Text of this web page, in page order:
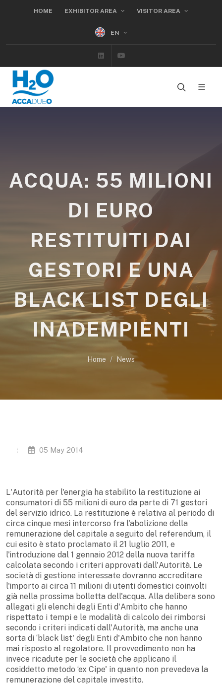
HOME EXHIBITOR AREA VISITOR AREA
EN
Linkedin
ACQUA: 55 MILIONI
DI EURO
RESTITUITI DAI
GESTORI E UNA
BLACK LIST DEGLI
INADEMPIENTI
Home News
05 May 2014
L'Autorità per l'energia ha stabilito la restituzione ai
consumatori di 55 milioni di euro da parte di 71 gestori
del servizio idrico. La restituzione è relativa al periodo di
circa cinque mesi intercorso fra l'abolizione della
remunerazione del capitale a seguito del referendum, il
cui esito è stato proclamato il 21 luglio 2011, e
l'introduzione dal 1 gennaio 2012 della nuova tariffa
calcolata secondo i criteri approvati dall'Autorità. Le
società di gestione interessate dovranno accreditare
l'importo ai circa 11 milioni di utenti domestici coinvolti
già nella prossima bolletta dell'acqua. Alla delibera sono
allegati gli elenchi degli Enti d'Ambito che hanno
rispettato i tempi e le modalità di calcolo dei rimborsi
secondo i criteri indicati dall'Autorità, ma anche una
sorta di ‘black list' degli Enti d'Ambito che non hanno
mai risposto al regolatore. Il provvedimento non ha
invece ricadute per le società che applicano il
cosiddetto metodo ‘ex Cipe' in quanto non prevedeva la
remunerazione del capitale investito.